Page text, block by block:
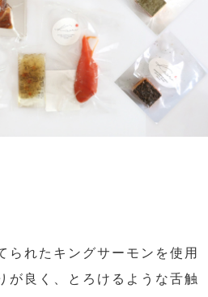
られたキングサーモンを使用
が良く、とろけるような舌触